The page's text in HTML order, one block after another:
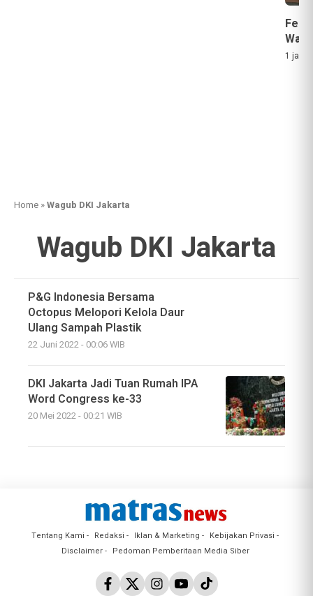
1 jam
Home »Wagub DKI Jakarta
Wagub DKI Jakarta
P&G Indonesia Bersama
Octopus Melopori Kelola Daur
Ulang Sampah Plastik
22 Juni 2022 - 00:06 WIB
DKI Jakarta Jadi Tuan Rumah IPA
Word Congress ke-33
20 Mei 2022 - 00:21 WIB
Tentang Kami Redaksi Iklan & Marketing
Kebijakan Privasi
Disclaimer
Pedoman Pemberitaan Media Siber